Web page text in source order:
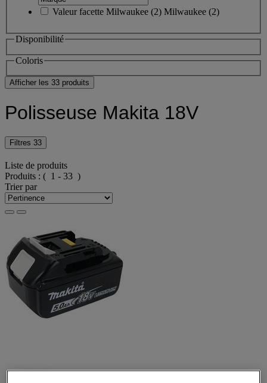
Valeur facette Milwaukee (2) Milwaukee (2)
Disponibilité
Coloris
Afficher les 33 produits
Polisseuse Makita 18V
Filtres 33
Liste de produits
Produits : ( 1 - 33 )
Trier par